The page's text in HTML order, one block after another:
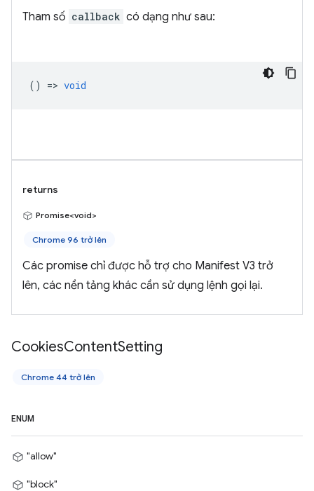
Tham số callback có dạng như sau:
() => void
returns
Promise<void>
Chrome 96 trở lên
Các promise chỉ được hỗ trợ cho Manifest V3 trở
lên, các nền tảng khác cần sử dụng lệnh gọi lại.
CookiesContentSetting
Chrome 44 trở lên
ENUM
"allow"
"block"